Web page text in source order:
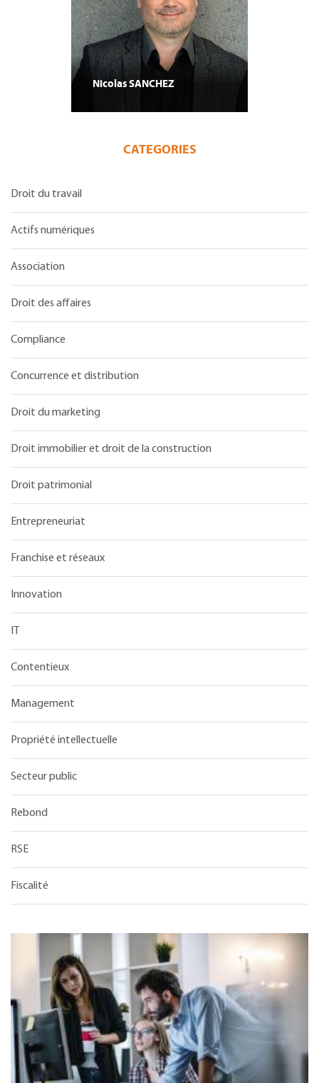
NicolasSANCHEZ
CATEGORIES
Droit du travail
Actifs numériques
Association
Droit des affaires
Compliance
Concurrence et distribution
Droit du marketing
Droit immobilier et droit de la construction
Droit patrimonial
Entrepreneuriat
Franchise et réseaux
Innovation
Contentieux
Management
Propriété intellectuelle
Secteur public
Rebond
RSE
Fiscalité